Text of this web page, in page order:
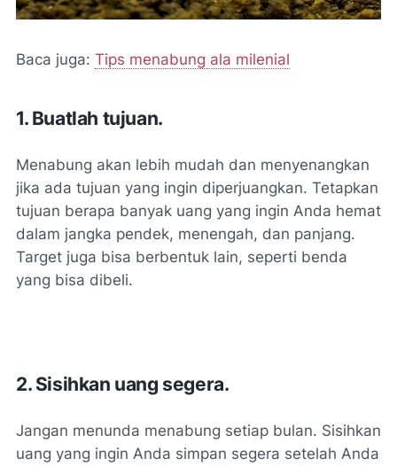
Baca juga: Tips menabung ala milenial
1. Buatlah tujuan.
Menabung akan lebih mudah dan menyenangkan
jika ada tujuan yang ingin diperjuangkan. Tetapkan
tujuan berapa banyak uang yang ingin Anda hemat
dalam jangka pendek, menengah, dan panjang.
Target juga bisa berbentuk lain, seperti benda
yang bisa dibeli.
2. Sisihkan uang segera.
Jangan menunda menabung setiap bulan. Sisihkan
uang yang ingin Anda simpan segera setelah Anda